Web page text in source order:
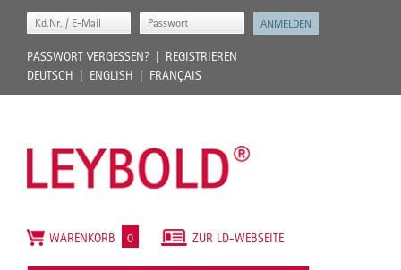
PASSWORT VERGESSEN?
REGISTRIEREN
DEUTSCH
ENGLISH FRANÇAIS
ZUR LD-WEBSEITE
WARENKORB 0